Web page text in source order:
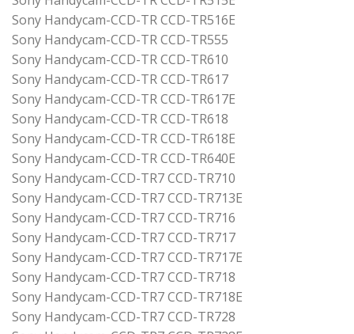
Sony Handycam-CCD-TR CCD-TR516E
Sony Handycam-CCD-TR CCD-TR555
Sony Handycam-CCD-TR CCD-TR610
Sony Handycam-CCD-TR CCD-TR617
Sony Handycam-CCD-TR CCD-TR617E
Sony Handycam-CCD-TR CCD-TR618
Sony Handycam-CCD-TR CCD-TR618E
Sony Handycam-CCD-TR CCD-TR640E
Sony Handycam-CCD-TR7 CCD-TR710
Sony Handycam-CCD-TR7 CCD-TR713E
Sony Handycam-CCD-TR7 CCD-TR716
Sony Handycam-CCD-TR7 CCD-TR717
Sony Handycam-CCD-TR7 CCD-TR717E
Sony Handycam-CCD-TR7 CCD-TR718
Sony Handycam-CCD-TR7 CCD-TR718E
Sony Handycam-CCD-TR7 CCD-TR728